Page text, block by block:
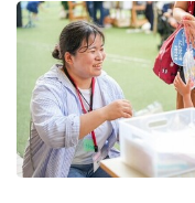
うシンプルで熱い想
医療・福祉・防災な
とがつながることで
いてきました。企業
づくりにも関わる今
勢は変わりません。